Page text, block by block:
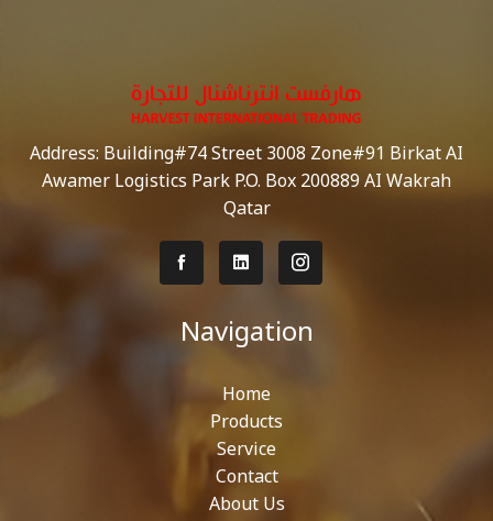
Address: Building#74 Street 3008 Zone#91 Birkat AI
Awamer Logistics Park P.O. Box 200889 AI Wakrah
Qatar
Navigation
Home
Products
Service
Contact
About Us